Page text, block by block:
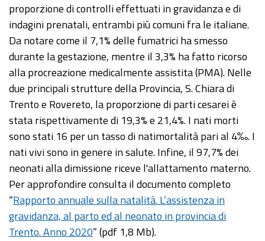
proporzione di controlli effettuati in gravidanza e di
indagini prenatali, entrambi più comuni fra le italiane.
Da notare come il 7,1% delle fumatrici ha smesso
durante la gestazione, mentre il 3,3% ha fatto ricorso
alla procreazione medicalmente assistita (PMA). Nelle
due principali strutture della Provincia, S. Chiara di
Trento e Rovereto, la proporzione di parti cesarei è
stata rispettivamente di 19,3% e 21,4%. I nati morti
sono stati 16 per un tasso di natimortalità pari al 4‰. I
nati vivi sono in genere in salute. Infine, il 97,7% dei
neonati alla dimissione riceve l'allattamento materno.
Per approfondire consulta il documento completo
“Rapporto annuale sulla natalità. L’assistenza in
gravidanza, al parto ed al neonato in provincia di
Trento. Anno 2020” (pdf 1,8 Mb).